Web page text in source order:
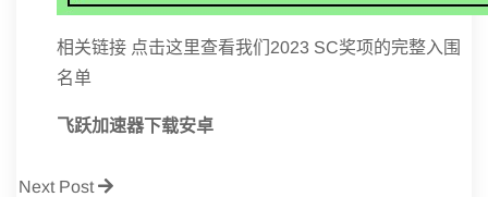
相关链接 点击这里查看我们2023 SC奖项的完整入围
名单
飞跃加速器下载安卓
Next Post